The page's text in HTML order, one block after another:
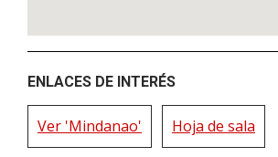
ENLACES DE INTERÉS
Ver 'Mindanao' Hoja de sala